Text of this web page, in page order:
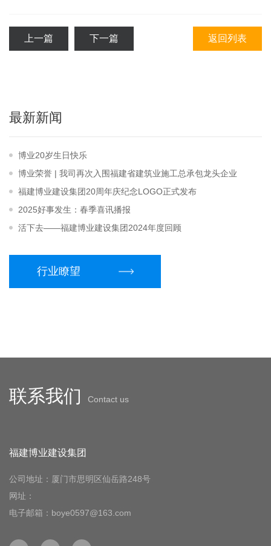
返回列表
上一篇 下一篇
最新新闻
博业20岁生日快乐
博业荣誉 | 我司再次入围福建省建筑业施工总承包龙头企业
福建博业建设集团20周年庆纪念LOGO正式发布
2025好事发生：春季喜讯播报
活下去——福建博业建设集团2024年度回顾
行业瞭望
联系我们 Contact us
福建博业建设集团
公司地址：厦门市思明区仙岳路248号
网址：
电子邮箱：boye0597@163.com